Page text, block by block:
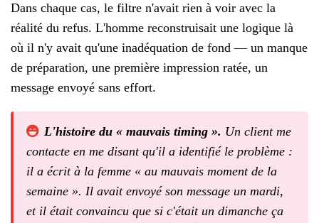
Dans chaque cas, le filtre n'avait rien à voir avec la
réalité du refus. L'homme reconstruisait une logique là
où il n'y avait qu'une inadéquation de fond — un manque
de préparation, une première impression ratée, un
message envoyé sans effort.
L'histoire du « mauvais timing ». Un client me
contacte en me disant qu'il a identifié le problème :
il a écrit à la femme « au mauvais moment de la
semaine ». Il avait envoyé son message un mardi,
et il était convaincu que si c'était un dimanche ça